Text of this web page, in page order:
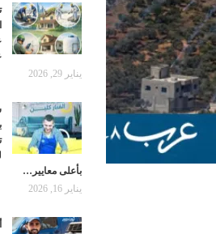
يناير 29, 2026
بأعلى معايير…
يناير 16, 2026